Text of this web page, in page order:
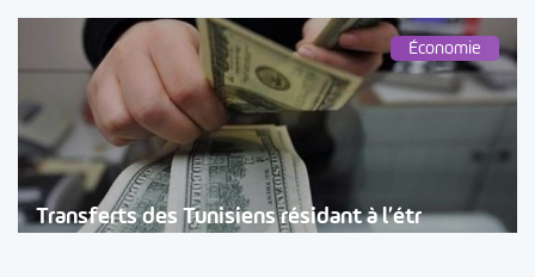
Économie
Transferts des Tunisiens résidant à l’étr